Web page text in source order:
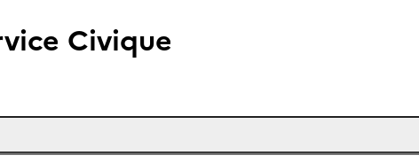
Civique